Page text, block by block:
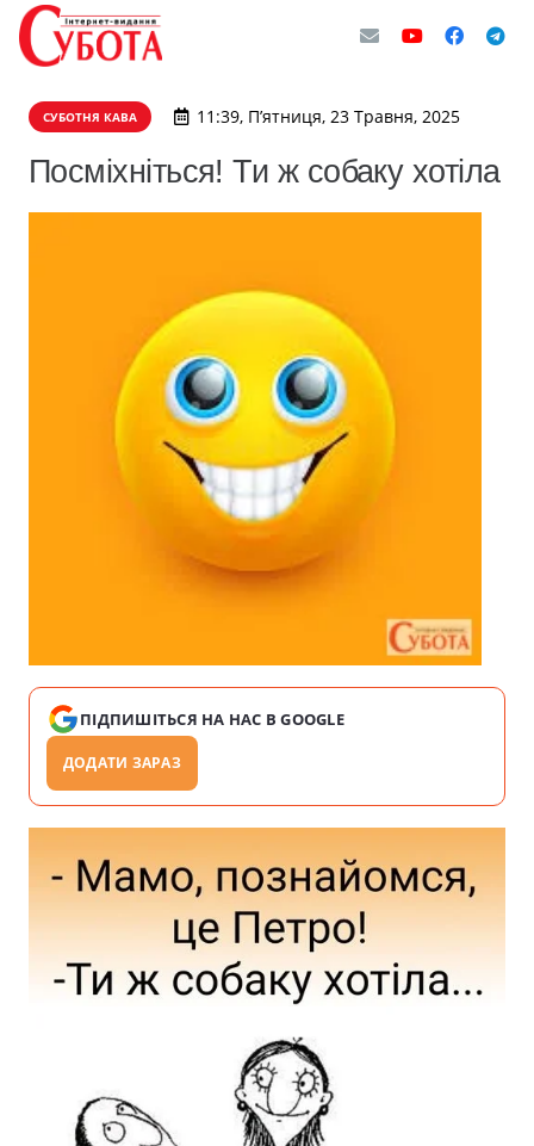
СУБОТНЯ КАВА 11:39, П’ятниця, 23 Травня, 2025
Посміхніться! Ти ж собаку хотіла
ПІДПИШІТЬСЯ НА НАС В GOOGLE
ДОДАТИ ЗАРАЗ